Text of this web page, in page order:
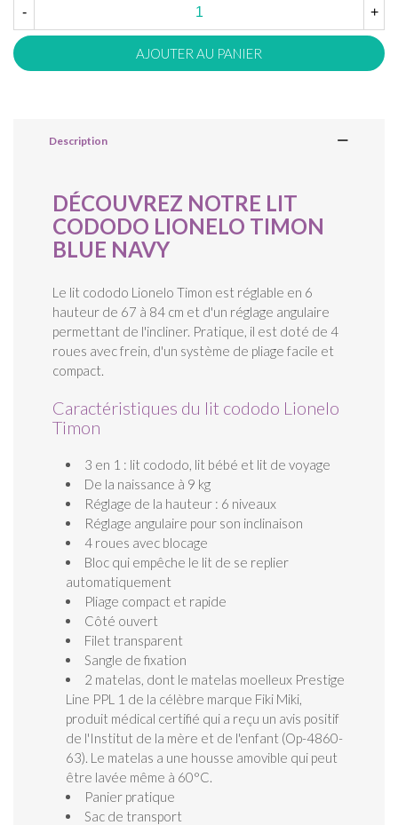
-
+
AJOUTER AU PANIER
Description
DÉCOUVREZ NOTRE LIT
CODODO LIONELO TIMON
BLUE NAVY
Le lit cododo Lionelo Timon est réglable en 6
hauteur de 67 à 84 cm et d'un réglage angulaire
permettant de l'incliner. Pratique, il est doté de 4
roues avec frein, d'un système de pliage facile et
compact.
Caractéristiques du lit cododo Lionelo
Timon
3 en 1 : lit cododo, lit bébé et lit de voyage
De la naissance à 9 kg
Réglage de la hauteur : 6 niveaux
Réglage angulaire pour son inclinaison
4 roues avec blocage
Bloc qui empêche le lit de se replier
automatiquement
Pliage compact et rapide
Côté ouvert
Filet transparent
Sangle de fixation
2 matelas, dont le matelas moelleux Prestige
Line PPL 1 de la célèbre marque Fiki Miki,
produit médical certifié qui a reçu un avis positif
de l'Institut de la mère et de l'enfant (Op-4860-
63). Le matelas a une housse amovible qui peut
être lavée même à 60°C.
Panier pratique
Sac de transport